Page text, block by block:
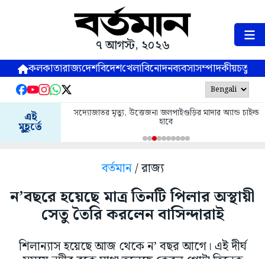
৭ আগস্ট, ২০২৬
কলকাতারাজ্যদেশবিদেশখেলাবিনোদনব্যবসাসম্পাদকীয়
এই
মুহূর্তে
সদ্যোজাতর মৃত্যু, উত্তেজনা জলপাইগুড়ির মাদার অ্যান্ড চাইল্ড
হাবে
বর্তমান/ রাজ্য
ন’বছরে হয়েছে মাত্র তিনটি পিলার অস্থায়ী
সেতু তৈরি করলেন বাসিন্দারাই
শিলান্যাস হয়েছে আজ থেকে ন’ বছর আগে। এই দীর্ঘ